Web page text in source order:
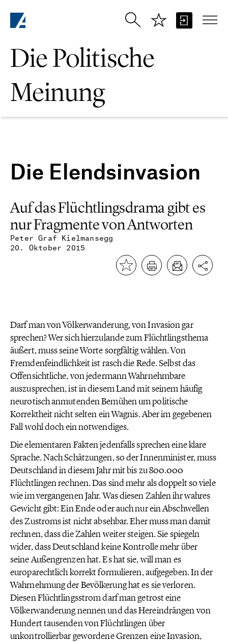
Die Politische
Meinung
Die Elendsinvasion
Peter Graf Kielmansegg
20. Oktober 2015
Auf das Flüchtlingsdrama gibt es
nur Fragmente von Antworten
Darf man von Völkerwanderung, von Invasion gar
sprechen? Wer sich hierzulande zum Flüchtlingsthema
äußert, muss seine Worte sorgfältig wählen. Von
Fremdenfeindlichkeit ist rasch die Rede. Selbst das
Offensichtliche, von jedermann Wahrnehmbare
auszusprechen, ist in diesem Land mit seinem häufig
neurotisch anmutenden Bemühen um politische
Korrektheit nicht selten ein Wagnis. Aber im gegebenen
Fall wohl doch ein notwendiges.
Die elementaren Fakten jedenfalls sprechen eine klare
Sprache. Nach Schätzungen, so der Innenminister, muss
Deutschland in diesem Jahr mit bis zu 800.000
Flüchtlingen rechnen. Das sind mehr als doppelt so viele
wie im vergangenen Jahr. Was diesen Zahlen ihr wahres
Gewicht gibt: Ein Ende oder auch nur ein Abschwellen
des Zustroms ist nicht absehbar. Eher muss man damit
rechnen, dass die Zahlen weiter steigen. Sie spiegeln
wider, dass Deutschland keine Kontrolle mehr über
seine Außengrenzen hat. Es hat sie, will man es
europarechtlich korrekt formulieren, aufgegeben. In der
Wahrnehmung der Bevölkerung hat es sie verloren.
Diesen Flüchtlingsstrom darf man getrost eine
Völkerwanderung nennen und das Hereindrängen von
Hundert tausenden von Flüchtlingen über
unkontrollierbar gewordene Grenzen eine Invasion,